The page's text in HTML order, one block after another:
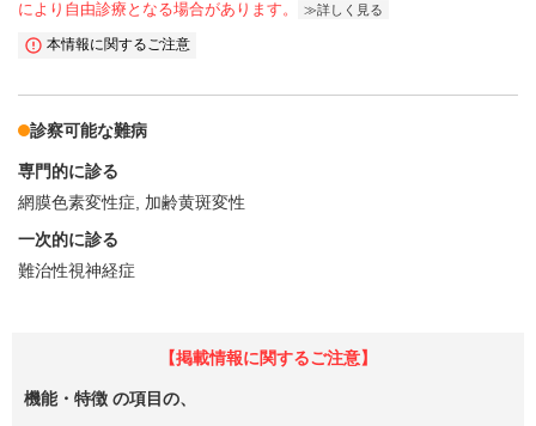
により自由診療となる場合があります。
詳しく見る
本情報に関するご注意
診察可能な難病
専門的に診る
網膜色素変性症
加齢黄斑変性
一次的に診る
難治性視神経症
【掲載情報に関するご注意】
機能・特徴 の項目の、